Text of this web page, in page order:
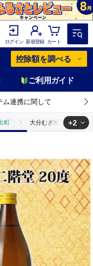
ログイン 新規登録 カート
控除額を調べる
ご利用ガイド
ム連携に関して
町 大分むぎ焼酎 二階堂
二階堂20度 (900ml) 2本セット
+2